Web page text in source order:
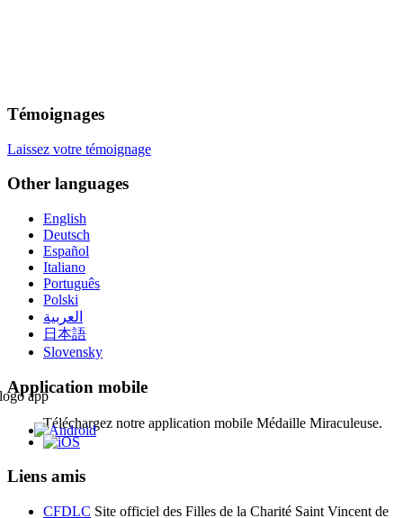
Témoignages
Laissez votre témoignage
Other languages
English
Deutsch
Español
Italiano
Português
Polski
العربية
日本語
Slovensky
Application mobile
Téléchargez notre application mobile Médaille Miraculeuse.
Liens amis
CFDLC Site officiel des Filles de la Charité Saint Vincent de